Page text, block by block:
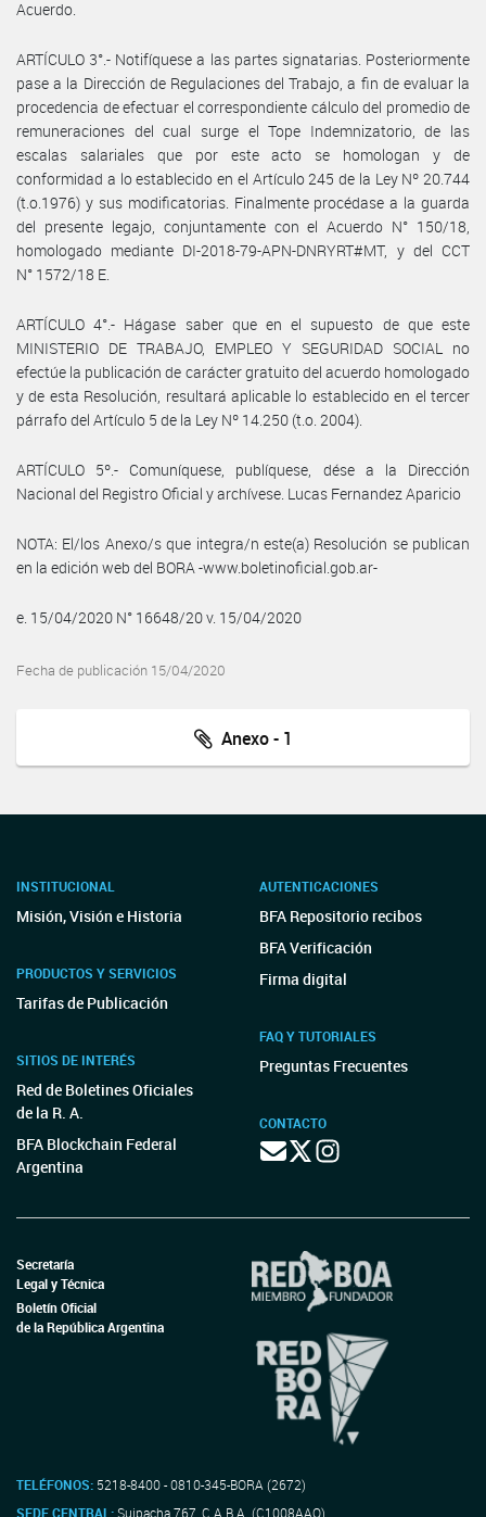
Acuerdo.
ARTÍCULO 3°.- Notifíquese a las partes signatarias. Posteriormente
pase a la Dirección de Regulaciones del Trabajo, a fin de evaluar la
procedencia de efectuar el correspondiente cálculo del promedio de
remuneraciones del cual surge el Tope Indemnizatorio, de las
escalas salariales que por este acto se homologan y de
conformidad a lo establecido en el Artículo 245 de la Ley Nº 20.744
(t.o.1976) y sus modificatorias. Finalmente procédase a la guarda
del presente legajo, conjuntamente con el Acuerdo N° 150/18,
homologado mediante DI-2018-79-APN-DNRYRT#MT, y del CCT
N° 1572/18 E.
ARTÍCULO 4°.- Hágase saber que en el supuesto de que este
MINISTERIO DE TRABAJO, EMPLEO Y SEGURIDAD SOCIAL no
efectúe la publicación de carácter gratuito del acuerdo homologado
y de esta Resolución, resultará aplicable lo establecido en el tercer
párrafo del Artículo 5 de la Ley Nº 14.250 (t.o. 2004).
ARTÍCULO 5º.- Comuníquese, publíquese, dése a la Dirección
Nacional del Registro Oficial y archívese. Lucas Fernandez Aparicio
NOTA: El/los Anexo/s que integra/n este(a) Resolución se publican
en la edición web del BORA -www.boletinoficial.gob.ar-
e. 15/04/2020 N° 16648/20 v. 15/04/2020
Fecha de publicación 15/04/2020
Anexo - 1
INSTITUCIONAL
Misión, Visión e Historia
PRODUCTOS Y SERVICIOS
Tarifas de Publicación
SITIOS DE INTERÉS
Red de Boletines Oficiales
de la R. A.
BFA Blockchain Federal
Argentina
AUTENTICACIONES
BFA Repositorio recibos
BFA Verificación
Firma digital
FAQ Y TUTORIALES
Preguntas Frecuentes
CONTACTO
Secretaría
Legal y Técnica
Boletín Oficial
de la República Argentina
TELÉFONOS: 5218-8400 - 0810-345-BORA (2672)
SEDE CENTRAL:Suipacha 767, C.A.B.A. (C1008AAO)